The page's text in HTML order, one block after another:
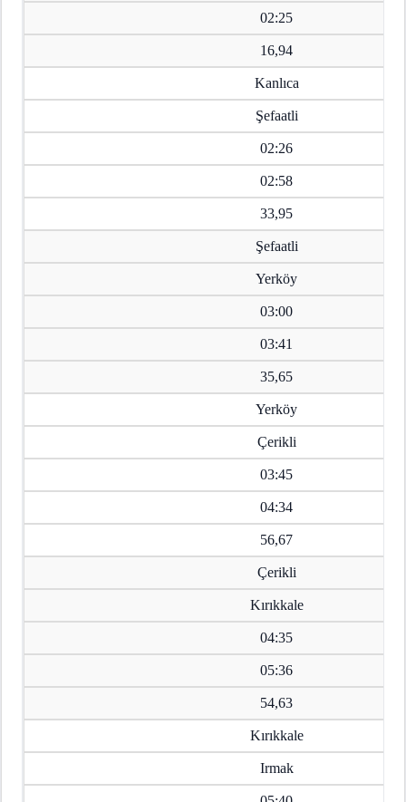
02:25
16,94
Kanlıca
Şefaatli
02:26
02:58
33,95
Şefaatli
Yerköy
03:00
03:41
35,65
Yerköy
Çerikli
03:45
04:34
56,67
Çerikli
Kırıkkale
04:35
05:36
54,63
Kırıkkale
Irmak